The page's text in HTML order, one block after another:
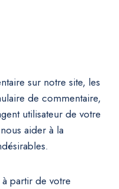
sur notre site, les
de commentaire,
utilisateur de votre
aider à la
partir de votre